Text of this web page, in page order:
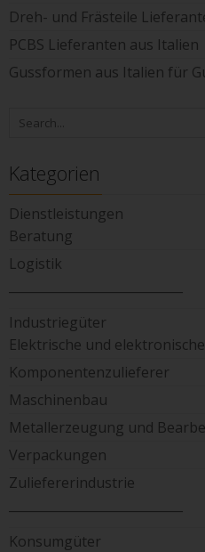
Dreh- und Frästeile
PCBS Lieferanten aus Italien
Gussformen aus Italien für
Kategorien
Dienstleistungen
Beratung
Logistik
Industriegüter
Elektrische und
Komponentenzulieferer
Maschinenbau
Metallerzeugung und
Verpackungen
Zuliefererindustrie
Konsumgüter